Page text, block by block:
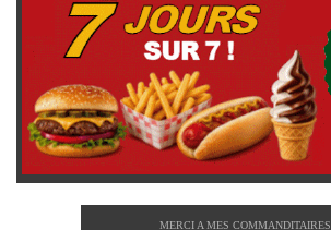
MERCI A MES COMMANDITAIRES